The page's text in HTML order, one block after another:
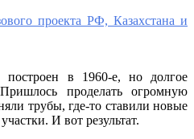
проекта РФ, Казахстана и
построен в 1960-е, но долгое
проделать огромную
трубы, где-то ставили новые
И вот результат.